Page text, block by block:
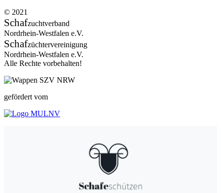
© 2021
Schafzuchtverband
Nordrhein-Westfalen e.V.
Schafzüchtervereinigung
Nordrhein-Westfalen e.V.
Alle Rechte vorbehalten!
gefördert vom